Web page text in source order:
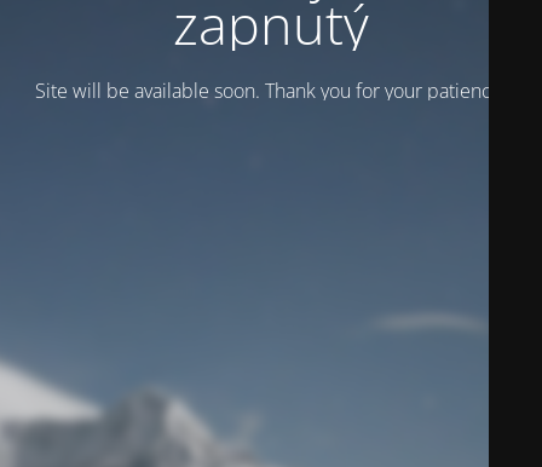
zapnutý
Site will be available soon. Thank you for your patience!